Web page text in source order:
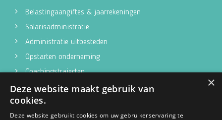
Belastingaangiftes & jaarrekeningen
Salarisadministratie
Administratie uitbesteden
Opstarten onderneming
Coachingstrajecten
Fiscaal advies
Contact
×
Deze website maakt gebruik van
cookies.
Deze website gebruikt cookies om uw gebruikerservaring te